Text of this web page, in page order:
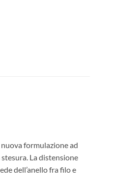
formulazione ad
La distensione
dell’anello fra filo e